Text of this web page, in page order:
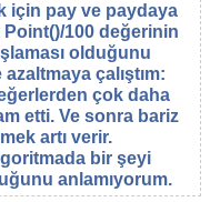
için pay ve paydaya
Point()/100 değerinin
olduğunu
çalıştım:
çok daha
etti. Ve sonra bariz
artı verir.
bir şeyi
anlamıyorum.